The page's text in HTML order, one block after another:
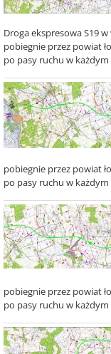
Droga ekspresowa S19
pobiegnie przez powiat
po pasy ruchu w
pobiegnie przez powiat
po pasy ruchu w
pobiegnie przez powiat
po pasy ruchu w